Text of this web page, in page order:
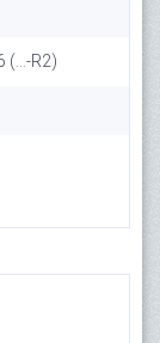
(...-R2)